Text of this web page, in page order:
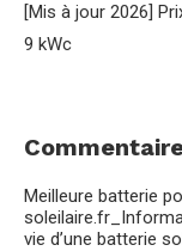
[Mis à jour 2026]
9 kWc
Meilleure batterie
vie d’une batterie